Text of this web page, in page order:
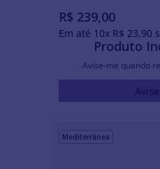
R$ 239,00
Em até 10x R$ 23,90
Produto
Avise-me quando
Mediterrânea